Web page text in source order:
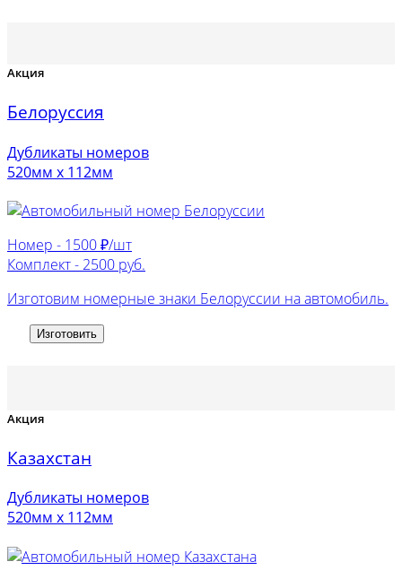
Акция
Белоруссия
Дубликаты номеров
520мм х 112мм
Номер - 1500 ₽/шт
Комплект - 2500 руб.
Изготовим номерные знаки Белоруссии на автомобиль.
Изготовить
Акция
Казахстан
Дубликаты номеров
520мм х 112мм